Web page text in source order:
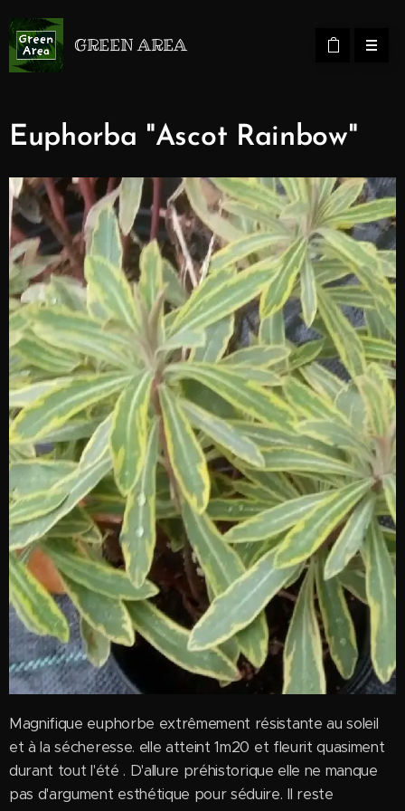
GREEN AREA
Euphorba "Ascot Rainbow"
Magnifique euphorbe extrêmement résistante au soleil
et à la sécheresse. elle atteint 1m20 et fleurit quasiment
durant tout l'été . D'allure préhistorique elle ne manque
pas d'argument esthétique pour séduire. Il reste